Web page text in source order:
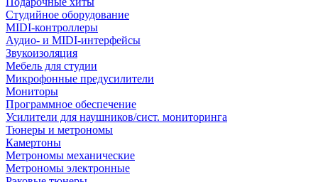
Студийное оборудование
MIDI-контроллеры
Аудио- и MIDI-интерфейсы
Звукоизоляция
Мебель для студии
Микрофонные предусилители
Мониторы
Программное обеспечение
Усилители для наушников/сист. мониторинга
Тюнеры и метрономы
Камертоны
Метрономы механические
Метрономы электронные